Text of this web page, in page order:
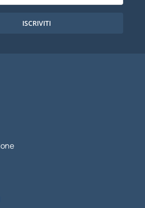
ISCRIVITI